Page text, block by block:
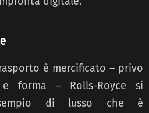
è mercificato – privo
forma – Rolls-Royce si
di lusso che è